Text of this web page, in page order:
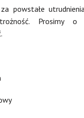
powstałe
Prosimy o